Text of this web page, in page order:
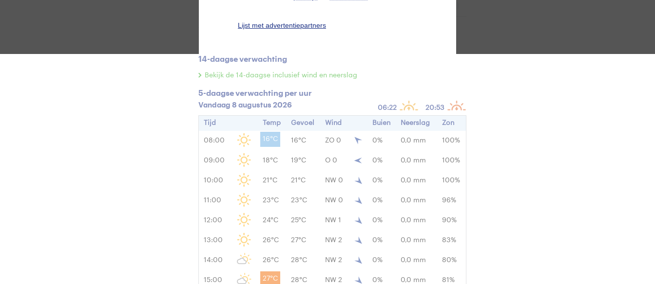
Lijst met advertentiepartners
Zonintensiteit 100 W/m2
14-daagse verwachting
Bekijk de 14-daagse inclusief wind en neerslag
5-daagse verwachting per uur
Vandaag 8 augustus 2026 06:22 20:53
Tijd Temp Gevoel Wind Buien Neerslag Zon
08:00 16°C 16°C ZO 0 0% 0,0 mm 100%
09:00 18°C 19°C O 0 0% 0,0 mm 100%
10:00 21°C 21°C NW 0 0% 0,0 mm 100%
11:00 23°C 23°C NW 0 0% 0,0 mm 96%
12:00 24°C 25°C NW 1 0% 0,0 mm 90%
13:00 26°C 27°C NW 2 0% 0,0 mm 83%
14:00 26°C 28°C NW 2 0% 0,0 mm 80%
15:00 27°C 28°C NW 2 0% 0,0 mm 81%